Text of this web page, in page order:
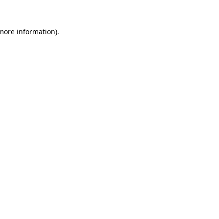
information).